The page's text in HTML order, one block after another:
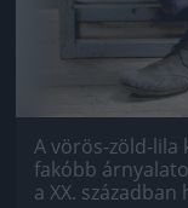
A vörös-zöld-lila
fakóbb
a XX. században